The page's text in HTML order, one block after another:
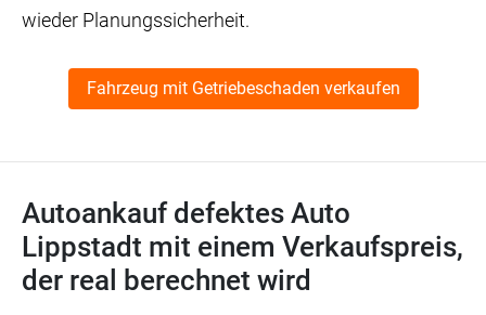
wieder Planungssicherheit.
Fahrzeug mit Getriebeschaden verkaufen
Autoankauf defektes Auto
Lippstadt mit einem Verkaufspreis,
der real berechnet wird